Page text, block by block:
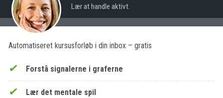
Lær at handle aktivt.
Automatiseret kursusforløb i din inbox – gratis
Forstå signalerne i graferne
Lær det mentale spil